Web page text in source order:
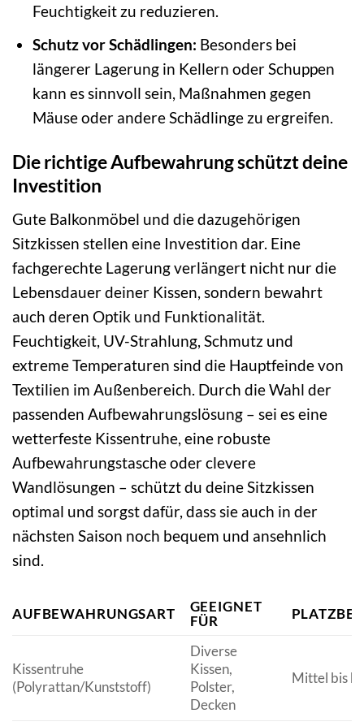
Feuchtigkeit zu reduzieren.
Schutz vor Schädlingen: Besonders bei
längerer Lagerung in Kellern oder Schuppen
kann es sinnvoll sein, Maßnahmen gegen
Mäuse oder andere Schädlinge zu ergreifen.
Die richtige Aufbewahrung schützt deine
Investition
Gute Balkonmöbel und die dazugehörigen
Sitzkissen stellen eine Investition dar. Eine
fachgerechte Lagerung verlängert nicht nur die
Lebensdauer deiner Kissen, sondern bewahrt
auch deren Optik und Funktionalität.
Feuchtigkeit, UV-Strahlung, Schmutz und
extreme Temperaturen sind die Hauptfeinde von
Textilien im Außenbereich. Durch die Wahl der
passenden Aufbewahrungslösung – sei es eine
wetterfeste Kissentruhe, eine robuste
Aufbewahrungstasche oder clevere
Wandlösungen – schützt du deine Sitzkissen
optimal und sorgst dafür, dass sie auch in der
nächsten Saison noch bequem und ansehnlich
sind.
AUFBEWAHRUNGSART
GEEIGNET
FÜR
Kissentruhe
(Polyrattan/Kunststoff)
Diverse
Kissen,
Polster,
Decken
Mittel bis